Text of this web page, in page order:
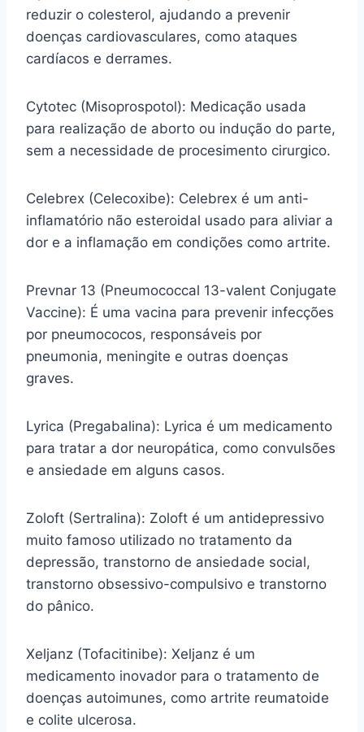
reduzir o colesterol, ajudando a prevenir
doenças cardiovasculares, como ataques
cardíacos e derrames.
Cytotec (Misoprospotol): Medicação usada
para realização de aborto ou indução do parte,
sem a necessidade de procesimento cirurgico.
Celebrex (Celecoxibe): Celebrex é um anti-
inflamatório não esteroidal usado para aliviar a
dor e a inflamação em condições como artrite.
Prevnar 13 (Pneumococcal 13-valent Conjugate
Vaccine): É uma vacina para prevenir infecções
por pneumococos, responsáveis por
pneumonia, meningite e outras doenças
graves.
Lyrica (Pregabalina): Lyrica é um medicamento
para tratar a dor neuropática, como convulsões
e ansiedade em alguns casos.
Zoloft (Sertralina): Zoloft é um antidepressivo
muito famoso utilizado no tratamento da
depressão, transtorno de ansiedade social,
transtorno obsessivo-compulsivo e transtorno
do pânico.
Xeljanz (Tofacitinibe): Xeljanz é um
medicamento inovador para o tratamento de
doenças autoimunes, como artrite reumatoide
e colite ulcerosa.